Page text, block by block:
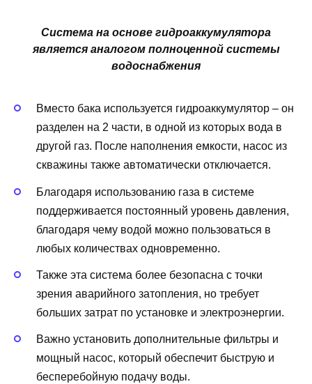
Система на основе гидроаккумулятора
является аналогом полноценной системы
водоснабжения
Вместо бака используется гидроаккумулятор – он
разделен на 2 части, в одной из которых вода в
другой газ. После наполнения емкости, насос из
скважины также автоматически отключается.
Благодаря использованию газа в системе
поддерживается постоянный уровень давления,
благодаря чему водой можно пользоваться в
любых количествах одновременно.
Также эта система более безопасна с точки
зрения аварийного затопления, но требует
больших затрат по установке и электроэнергии.
Важно установить дополнительные фильтры и
мощный насос, который обеспечит быструю и
бесперебойную подачу воды.